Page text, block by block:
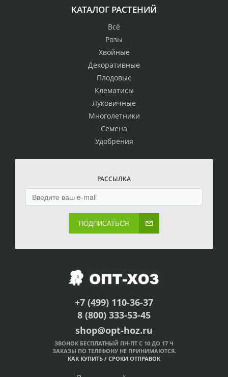
КАТАЛОГ РАСТЕНИЙ
Всё
Розы
Хвойные
Декоративные
Плодовые
Клематисы
Луковичные
Многолетники
Семена
Удобрения
РАССЫЛКА
ПОДПИСАТЬСЯ
+7 (499) 110-36-37
8 (800) 333-53-45
shop@opt-hoz.ru
ЗВОНОК БЕСПЛАТНЫЙ ПН-ПТ С 10 ДО 17 Ч
ЗАКАЗЫ ПО ТЕЛЕФОНУ НЕ ПРИНИМАЮТСЯ.
КАК КУПИТЬ / СРОКИ ОТПРАВОК